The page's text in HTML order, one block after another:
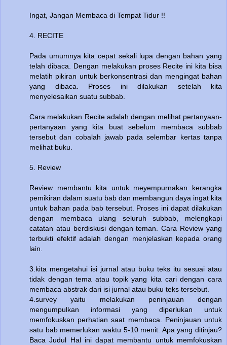
Ingat, Jangan Membaca di Tempat Tidur !!
4. RECITE
Pada umumnya kita cepat sekali lupa dengan bahan yang
telah dibaca. Dengan melakukan proses Recite ini kita bisa
melatih pikiran untuk berkonsentrasi dan mengingat bahan
yang dibaca. Proses ini dilakukan setelah kita
menyelesaikan suatu subbab.
Cara melakukan Recite adalah dengan melihat pertanyaan-
pertanyaan yang kita buat sebelum membaca subbab
tersebut dan cobalah jawab pada selembar kertas tanpa
melihat buku.
5. Review
Review membantu kita untuk meyempurnakan kerangka
pemikiran dalam suatu bab dan membangun daya ingat kita
untuk bahan pada bab tersebut. Proses ini dapat dilakukan
dengan membaca ulang seluruh subbab, melengkapi
catatan atau berdiskusi dengan teman. Cara Review yang
terbukti efektif adalah dengan menjelaskan kepada orang
lain.
3.kita mengetahui isi jurnal atau buku teks itu sesuai atau
tidak dengan tema atau topik yang kita cari dengan cara
membaca abstrak dari isi jurnal atau buku teks tersebut.
4.survey yaitu melakukan peninjauan dengan
mengumpulkan informasi yang diperlukan untuk
memfokuskan perhatian saat membaca. Peninjauan untuk
satu bab memerlukan waktu 5-10 menit. Apa yang ditinjau?
Baca Judul Hal ini dapat membantu untuk memfokuskan